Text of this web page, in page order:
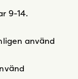
9-14.
använd